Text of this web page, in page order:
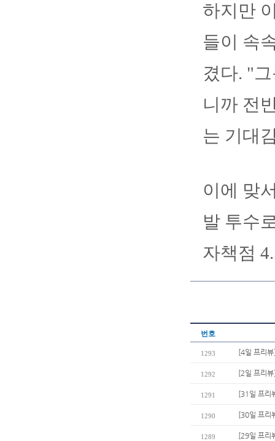
하지만
들이 속
겼다. "
니까 전
는 기대
이에 맞
발 투수
자책점
번호
1293 [4일 프리
1292 [2일 프리
1291 [31일 프리
1290 [30일 프리
1289 [29일 프리